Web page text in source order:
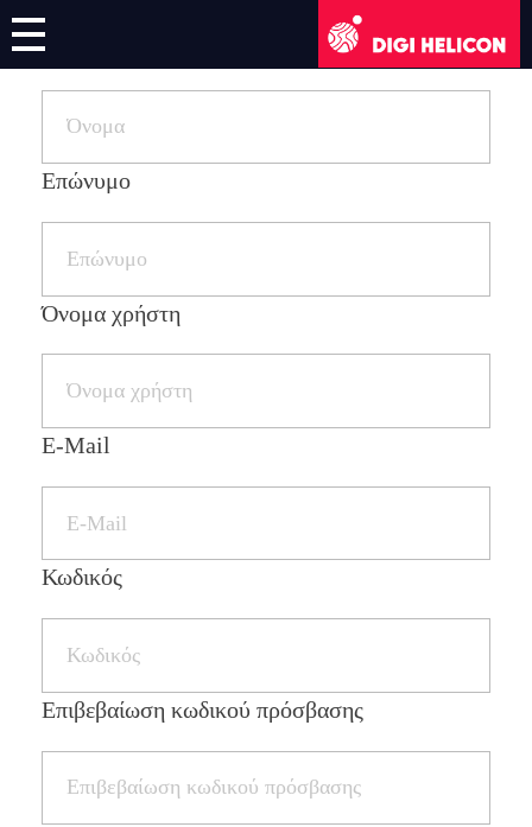
DIGI HELICON
Διαδικτυακό Μάθημα
Εγγραφή/Σύνδεση
Ελληνικά
Αγγλικά
Γαλλικά
Ιταλικά
Όνομα
Επώνυμο
Όνομα χρήστη
E-Mail
Κωδικός
Επιβεβαίωση κωδικού πρόσβασης